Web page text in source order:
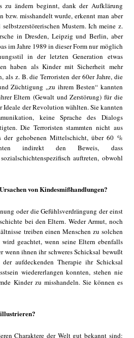
zu ändern beginnt, dank der Aufklärung
bzw. misshandelt wurde, erkennt man aber
Mustern. Ich meine z.
in Dresden, Leipzig und Berlin, aber
im Jahre 1989 in dieser Form nur möglich
in der letzten Generation etwas
haben als Kinder mit Sicherheit mehr
als z. B. die Terroristen der 60er Jahre, die
Züchtigung „zu ihrem Besten“ kannten
Eltern (Gewalt und Zerstörung) für die
Ideale der Revolution wählten. Sie kannten
keine Sprache des Dialogs
Die Terroristen stammten nicht aus
der gehobenen Mittelschicht, über 60 %
indirekt den Beweis, dass
auftreten, obwohl
von Kindesmißhandlungen?
oder die Gefühlsverdrängung der einst
bei den Eltern. Weder Armut, noch
treiben einen Menschen zu solchen
geachtet, wenn seine Eltern ebenfalls
wenn ihnen ihr schweres Schicksal bewußt
aufdeckenden Therapie ihr Schicksal
wiedererlangen konnten, stehen nie
Kinder zu misshandeln. Sie können es
Charaktere der Welt gut bekannt sind: